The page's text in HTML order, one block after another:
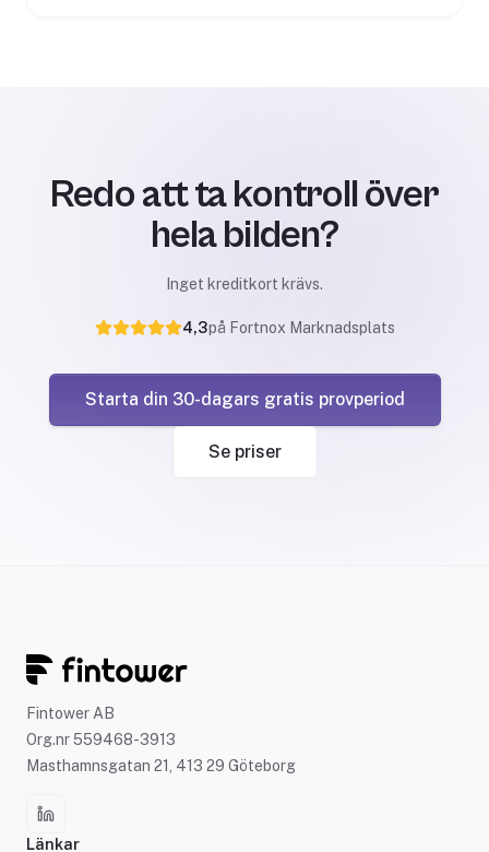
Redo att ta kontroll över
hela bilden?
Inget kreditkort krävs.
4,3på Fortnox Marknadsplats
Starta din 30-dagars gratis provperiod
Se priser
Fintower AB
Org.nr 559468-3913
Masthamnsgatan 21, 413 29 Göteborg
Länkar